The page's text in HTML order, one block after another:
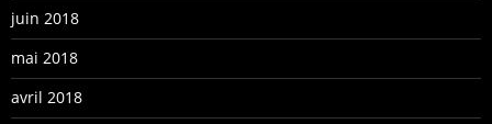
juin 2018
mai 2018
avril 2018